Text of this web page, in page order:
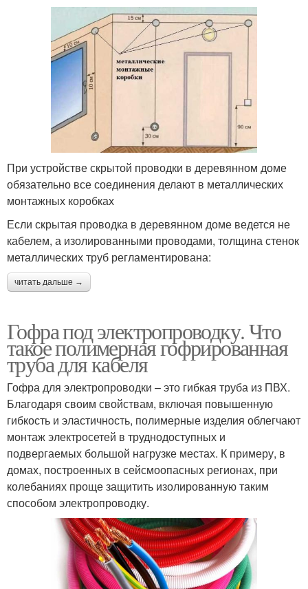
При устройстве скрытой проводки в деревянном доме
обязательно все соединения делают в металлических
монтажных коробках
Если скрытая проводка в деревянном доме ведется не
кабелем, а изолированными проводами, толщина стенок
металлических труб регламентирована:
читать дальше →
Гофра под электропроводку. Что
такое полимерная гофрированная
труба для кабеля
Гофра для электропроводки – это гибкая труба из ПВХ.
Благодаря своим свойствам, включая повышенную
гибкость и эластичность, полимерные изделия облегчают
монтаж электросетей в труднодоступных и
подвергаемых большой нагрузке местах. К примеру, в
домах, построенных в сейсмоопасных регионах, при
колебаниях проще защитить изолированную таким
способом электропроводку.